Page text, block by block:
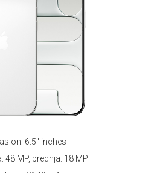
6.5'' inches
48 MP, prednja: 18 MP